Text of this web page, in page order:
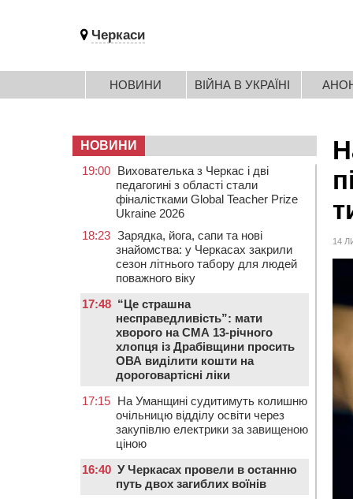
Черкаси
НОВИНИ ВІЙНА В УКРАЇНІ
14
НОВИНИ
19:00 Вихователька з Черкас і дві
педагогині з області стали
фіналістками Global Teacher Prize
Ukraine 2026
18:23 Зарядка, йога, сапи та нові
знайомства: у Черкасах закрили
сезон літнього табору для людей
поважного віку
17:48 “Це страшна
несправедливість”: мати
хворого на СМА 13-річного
хлопця із Драбівщини просить
ОВА виділити кошти на
дороговартісні ліки
17:15 На Уманщині судитимуть колишню
очільницю відділу освіти через
закупівлю електрики за завищеною
ціною
16:40 У Черкасах провели в останню
путь двох загиблих воїнів